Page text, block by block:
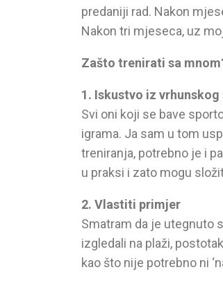
predaniji rad. Nakon
Nakon tri mjeseca, uz
Zašto trenirati sa
1. Iskustvo iz vrhunskog
Svi oni koji se bave
igrama. Ja sam u tom
treniranja, potrebno je i
u praksi i zato mogu
2. Vlastiti primjer
Smatram da je utegnuto
izgledali na plaži,
kao što nije potrebno ni